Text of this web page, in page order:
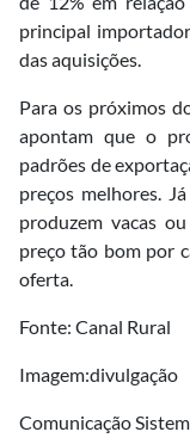
principal
das aquisições.
Para os próximos
apontam que o
padrões de
preços melhores.
produzem vacas
preço tão bom por
oferta.
Fonte: Canal Rural
Imagem:divulgação
Comunicação